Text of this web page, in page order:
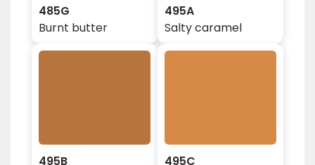
485G
Burnt butter
495A
Salty caramel
495B 495C